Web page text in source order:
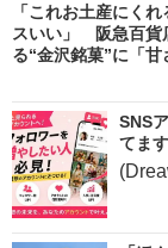
「これお土産にく
スいい」 阪急百貨
る“金沢銘菓”に「甘
SNS
てます